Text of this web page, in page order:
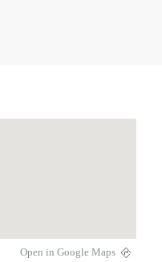
Open in Google Maps